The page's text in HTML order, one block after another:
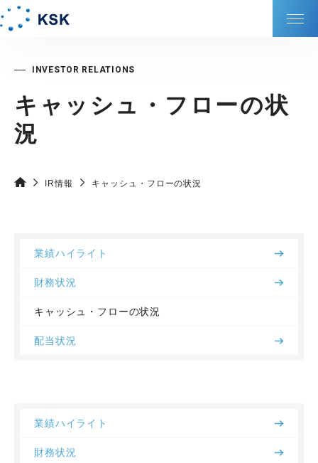
KSKの強み
会社情報
採⽤情報
キャッシュ・フローの状
況
IR情報 キャッシュ・フローの状況
業績ハイライト
財務状況
キャッシュ・フローの状況
配当状況
業績ハイライト
財務状況